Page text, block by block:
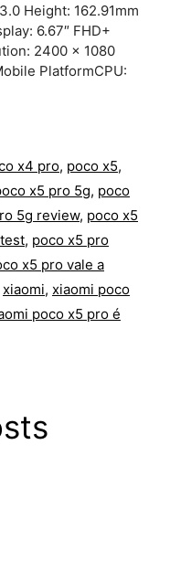
Height: 162.91mm
6.67″ FHD+
2400 x 1080
PlatformCPU:
x4 pro, poco x5,
x5 pro 5g, poco
5g review, poco x5
, poco x5 pro
x5 pro vale a
xiaomi, xiaomi poco
poco x5 pro é